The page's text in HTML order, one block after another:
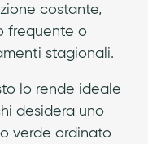
costante,
frequente o
stagionali.
lo rende ideale
desidera uno
verde ordinato